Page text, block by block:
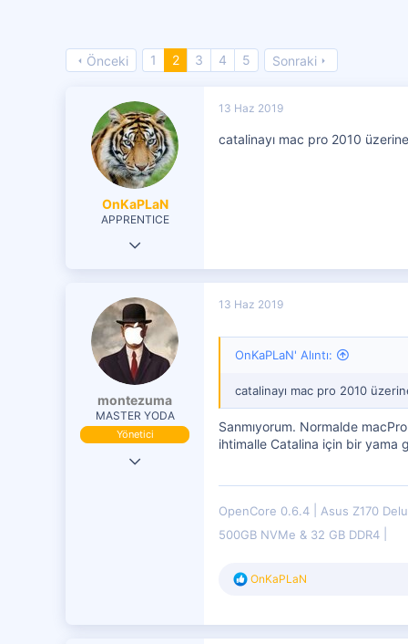
Önceki 1 2 3 4 5 Sonraki
OnKaPLaN
APPRENTICE
13 Kas 2018
51
13 Haz 2019
catalinayı mac pro 2010
montezuma
MASTER YODA
Yönetici
19 Eki 2016
13 Haz 2019
OnKaPLaN' Alıntı:
catalinayı mac pro 2010
Sanmıyorum. Normalde
ihtimalle Catalina için bir yama
OpenCore 0.6.4 Asus Z170
500GB NVMe & 32 GB DDR4
T
k
i
OnKaPLaN